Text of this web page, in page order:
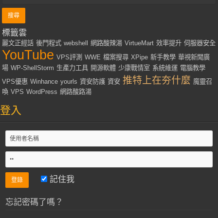
標籤雲
麗文正經話 後門程式 webshell 網路酸辣湯 VirtueMart 效率提升 伺服器安全
YouTube VPS評測 WWE 檔案搜尋 XPipe 新手教學 華視新聞廣
場 WP-ShellStorm 生產力工具 開源軟體 少康戰情室 系統維運 電腦教學
VPS優惠 Winhance yourls 資安防護 資安 推特上在夯什麼 魔靈召
喚 VPS WordPress 網路酸路湯
登入
記住我
忘記密碼了嗎？